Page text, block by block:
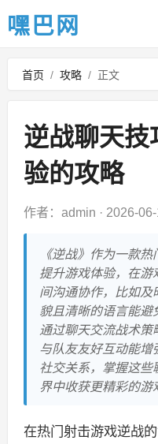
嘿巴网
首页 / 攻略 / 正文
逆战聊天技
验的攻略
作者：admin · 2026-
《逆战》作为一款
提升游戏体验，在游
间沟通协作，比如及
貌且清晰的语言能避
通过聊天交流战术策
与队友友好互动能增
社交关系，掌握这些
界中收获更精彩的游
在热门射击游戏逆战